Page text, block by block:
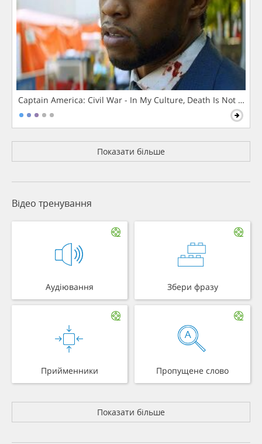
Captain America: Civil War - In My Culture, Death Is Not The
Показати більше
Відео тренування
Аудіювання Збери фразу
Прийменники Пропущене слово
Показати більше